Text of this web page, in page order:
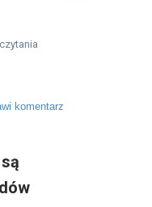
czytania
komentarz